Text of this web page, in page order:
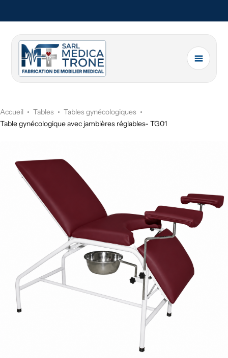
Accueil Tables
Tables gynécologiques
Table gynécologique avec jambières réglables- TG01